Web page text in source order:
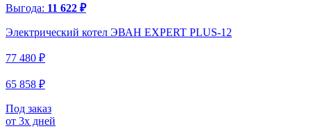
Выгода: 11 622 ₽
Электрический котел ЭВАН EXPERT PLUS-12
77 480 ₽
65 858 ₽
Под заказ
от 3х дней